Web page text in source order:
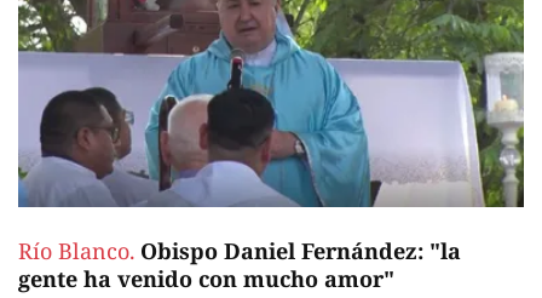
Río Blanco. Obispo Daniel Fernández: "la
gente ha venido con mucho amor"